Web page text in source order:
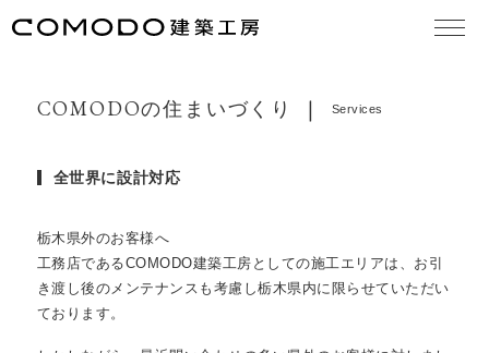
モデルハウス見学
COMODO建築工房の18の原理
お知らせ news
COMODOの住まいづくり Services
全世界に設計対応
栃木県外のお客様へ
工務店であるCOMODO建築工房としての施工エリアは、お引
き渡し後のメンテナンスも考慮し栃木県内に限らせていただい
ております。